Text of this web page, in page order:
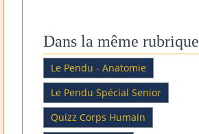
Dans la même rubrique
Le Pendu - Anatomie
Le Pendu Spécial Senior
Quizz Corps Humain